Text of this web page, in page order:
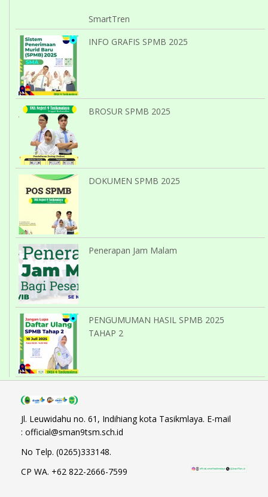
SmartTren
INFO GRAFIS SPMB 2025
BROSUR SPMB 2025
DOKUMEN SPMB 2025
Penerapan Jam Malam
PENGUMUMAN HASIL SPMB 2025
TAHAP 2
Jl. Leuwidahu no. 61, Indihiang kota Tasikmlaya. E-mail
: official@sman9tsm.sch.id
No Telp. (0265)333148.
CP WA. +62 822-2666-7599